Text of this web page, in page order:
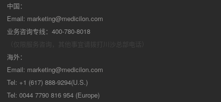
中国：
Email: marketing@medicilon.com
业务咨询专线：400-780-8018
海外：
Email: marketing@medicilon.com
Tel: +1 (617) 888-9294(U.S.)
Tel: 0044 7790 816 954 (Europe)